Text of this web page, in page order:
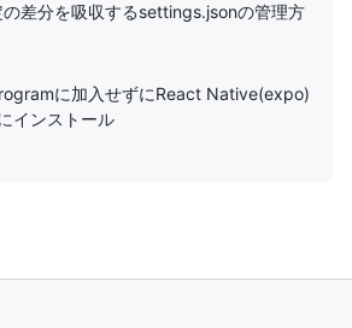
差分を吸収するsettings.jsonの管理方
に加入せずにReact Native(expo)
インストール